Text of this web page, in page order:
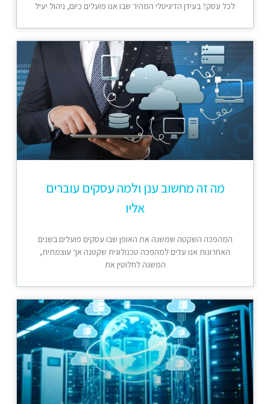
לכל עסק? בעידן הדיגיטלי המהיר שבו אנו פועלים כיום, ניהול יעיל
מה זה מחשוב ענן ולמה עסקים עוברים
אליו
המהפכה השקטה שמשנה את האופן שבו עסקים פועלים בשנים
האחרונות אנו עדים למהפכה טכנולוגית שקטנה אך עוצמתית,
המשנה לחלוטין את